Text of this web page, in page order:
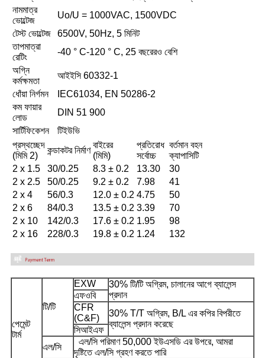
নামমাত্র
ভোল্টেজ
Uo/U = 1000VAC, 1500VDC
টেস্ট ভোল্টেজ
6500V, 50Hz, 5 মিনিট
তাপমাত্রা
রেটিং
-40 ° C-120 ° C, 25 বছরেরও বেশি
অগ্নি
কর্মক্ষমতা
আইইসি 60332-1
ধোঁয়া নির্গমন
IEC61034, EN 50286-2
কম ফায়ার
লোড
DIN 51 900
সার্টিফিকেশন
টিইউভি
প্রস্থচ্ছেদ
(মিমি 2)
কন্ডাকটর নির্মাণ
বাইরের
(মিমি)
প্রতিরোধ
সর্বোচ্চ
বর্তমান বহন
ক্যাপাসিটি
2 x 1.5
30/0.25 8.3 ± 0.2 13.30
30
2 x 2.5
50/0.25 9.2 ± 0.2 7.98
41
2 x 4
56/0.3 12.0 ± 0.2 4.75
50
2 x 6
84/0.3 13.5 ± 0.2 3.39
70
2 x 10
142/0.3 17.6 ± 0.2 1.95
98
2 x 16
228/0.3 19.8 ± 0.2 1.24 132
পেমেন্ট
টার্ম
টি/টি
EXW
30% টি/টি অগ্রিম, চালানের আগে ব্যালেন্স
প্রদান
এফওবি
CFR
(C&F)
30% T/T অগ্রিম, B/L এর কপির বিপরীতে
ব্যালেন্স প্রদান করেছে
সিআইএফ
এল/সি
এল/সি পরিমাণ 50,000 ইউএসডি এর উপরে, আমরা
দৃষ্টিতে এল/সি গ্রহণ করতে পারি